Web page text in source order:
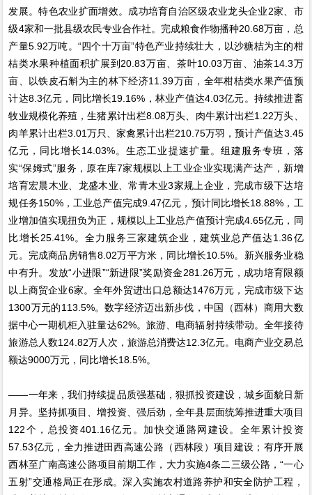
发展。特色农业扩面增效。成功培育自治区级农业龙头企业2家、市
级4家和一批县级农民专业合作社。完成粮食作物播种20.68万亩，总
产量5.92万吨。“四个十万亩”特色产业持续壮大，以沙糖桔为主的柑
桔类水果种植面积扩展到20.83万亩、茶叶10.03万亩、油茶14.3万
亩、以铁皮石斛为主的林下经济11.39万亩，全年柑桔类水果产值预
计达8.3亿元，同比增长19.16%，林业产值达4.03亿元。持续推进畜
牧业规模化养殖，生猪累计出栏8.08万头、肉牛累计出栏1.22万头、
肉羊累计出栏3.01万只、家禽累计出栏210.75万羽，预计产值达3.45
亿元，同比增长14.03%。生态工业提速扩量。组建服务专班，落
实“保姆式”服务，原在库7家规模以上工业企业实现满产达产，新增
培育宏晨木业、龙盛木业、常青木业3家规上企业，完成市级下达培
规任务150%，工业总产值完成9.47亿元，预计同比增长18.88%，工
业增加值实现扭负为正，规模以上工业总产值预计完成4.65亿元，同
比增长25.41%。全力服务三家建筑企业，建筑业总产值达1.36亿
元。完成商品房销售8.02万平方米，同比增长10.5%。新兴服务业稳
中有升。发放“小进限”“新进限”奖励资金281.26万元，成功培育限额
以上商贸企业6家。全年外贸进出口总额达1476万元，完成市级下达
1300万元的113.5%。数字经济迈出新步伐，中国（西林）商用大数
据中心一期机柜入驻量达62%。旅游、电商辐射持续带动。全年接待
旅游总人数124.82万人次，旅游总消费达12.3亿元。电商产业交易总
额达9000万元，同比增长18.5%。
——一年来，我们持续提品质强基础，狠抓投资建设，城乡面貌日新
月异。坚持抓项目、增投资、强后劲，全年县层面统筹推进重大项目
122个，总投资401.16亿元。加快交通路网建设。全年累计投资
57.53亿元，全力推进田西高速公路（西林段）项目建设；有序开展
西林至广南高速公路项目前期工作，大力实施4条二三级公路，“一心
五射”交通格局正在形成。深入实施农村道路养护和安全防护工程，